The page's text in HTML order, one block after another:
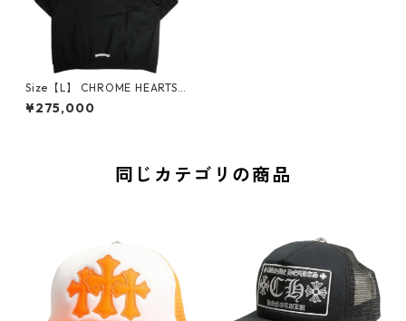
Size【L】 CHROME HEARTS
クロム・ハーツ SCROLL PULL
OVER HOODIE BLACK パーカ
¥275,000
同じカテゴリの商品